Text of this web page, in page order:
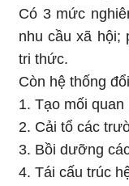
Có 3 mức
nhu cầu xã hội;
tri thức.
Còn hệ thống
1. Tạo mối
2. Cải tổ các
3. Bồi dưỡng
4. Tái cấu trúc